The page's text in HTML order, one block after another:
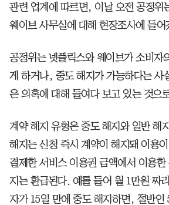
관련 업계에 따르면, 이날 오전 공정위
웨이브 사무실에 대해 현장조사에 들어
공정위는 넷플릭스와 웨이브가 소비자
게 하거나, 중도 해지가 가능하다는 사
은 의혹에 대해 들여다 보고 있는 것으
계약 해지 유형은 중도 해지와 일반 해
해지는 신청 즉시 계약이 해지돼 이용
결제한 서비스 이용권 금액에서 이용한
지는 환급된다. 예를 들어 월 1만원 짜
자가 15일 만에 중도 해지하면, 절반인